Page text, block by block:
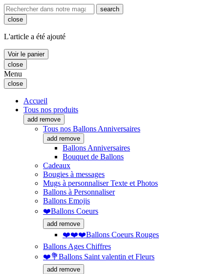
search
close
L'article a été ajouté
Voir le panier
close
Menu
close
Accueil
Tous nos produits
add remove
Tous nos Ballons Anniversaires
add remove
Ballons Anniversaires
Bouquet de Ballons
Cadeaux
Bougies à messages
Mugs à personnaliser Texte et Photos
Ballons à Personnaliser
Ballons Emojis
❤️Ballons Coeurs
add remove
❤️❤️❤️Ballons Coeurs Rouges
Ballons Ages Chiffres
❤️💐Ballons Saint valentin et Fleurs
add remove